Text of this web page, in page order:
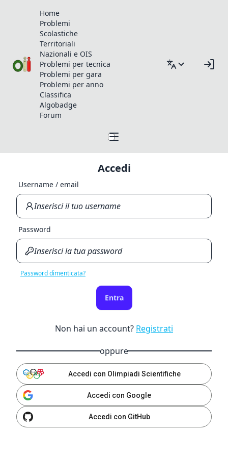
Home
Problemi
Scolastiche
Territoriali
Nazionali e OIS
Problemi per tecnica
Problemi per gara
Problemi per anno
Classifica
Algobadge
Forum
Accedi
Username / email
Password
Password dimenticata?
Entra
Non hai un account? Registrati
oppure
Accedi con Olimpiadi Scientifiche
Accedi con Google
Accedi con GitHub